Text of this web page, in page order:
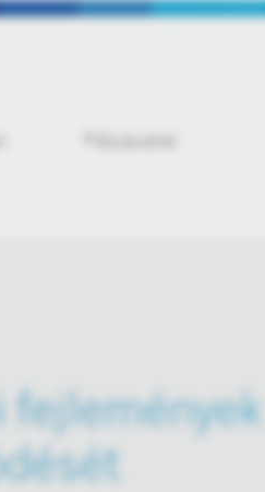
fejlemények